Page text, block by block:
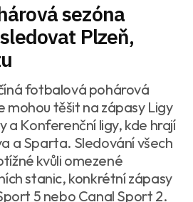
sezóna
Plzeň,
fotbalová pohárová
mohou těšit na zápasy Ligy
a Konferenční ligy, kde hrají
a Sparta. Sledování všech
kvůli omezené
stanic, konkrétní zápasy
5 nebo Canal Sport 2.